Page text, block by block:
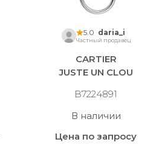
5.0 daria_i
Частный продавец
CARTIER
JUSTE UN CLOU
B7224891
В наличии
Цена по запросу